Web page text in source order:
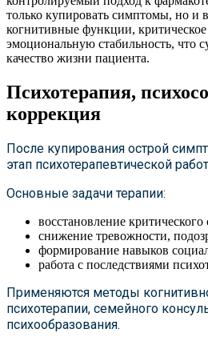
только купировать симптомы, но и
когнитивные функции,
эмоциональную стабильность, что
качество жизни пациента.
Психотерапия,
коррекция
После купирования острой
этап психотерапевтической
Основные задачи терапии:
восстановление
снижение тревожности,
формирование навыков
работа с последствиями
Применяются методы
психотерапии, семейного
психообразования.